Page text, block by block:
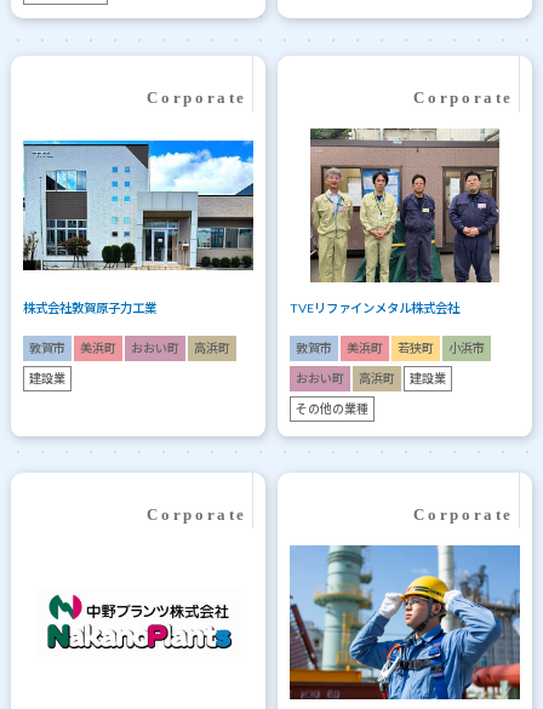
株式会社敦賀原子力工業
敦賀市 美浜町 おおい町 高浜町
建設業
TVEリファインメタル株式会社
敦賀市 美浜町 若狭町 小浜市
おおい町 高浜町 建設業
その他の業種